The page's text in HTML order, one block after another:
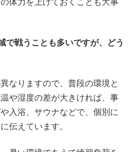
戦うことも多いですが、どう
なりますので、普段の環境と
や湿度の差が大きければ、事
入浴、サウナなどで、個別に
伝えています。